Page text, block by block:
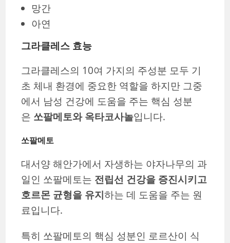
망간
아연
그라클레스 효능
그라클레스의 10여 가지의 주성분 모두 기
초 체내 환경에 중요한 역할을 하지만 그중
에서 남성 건강에 도움을 주는 핵심 성분
은 쏘팔메토와 옥타코사놀입니다.
쏘팔메토
대서양 해안가에서 자생하는 야자나무의 과
일인 쏘팔메토는 전립선 건강을 증진시키고
호르몬 균형을 유지하는 데 도움을 주는 원
료입니다.
특히 쏘팔메토의 핵심 성분인 로르산이 식